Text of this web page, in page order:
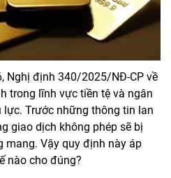
Nghị định 340/2025/NĐ-CP về
trong lĩnh vực tiền tệ và ngân
lực. Trước những thông tin lan
giao dịch không phép sẽ bị
mang. Vậy quy định này áp
nào cho đúng?